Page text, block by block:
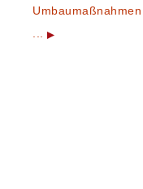
Umbaumaßnahmen
...